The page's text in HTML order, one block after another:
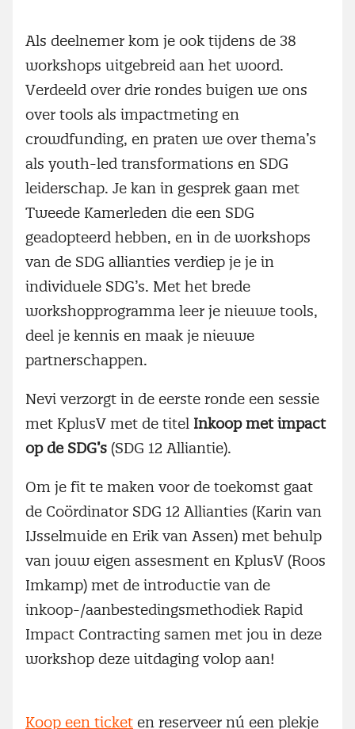
Als deelnemer kom je ook tijdens de 38
workshops uitgebreid aan het woord.
Verdeeld over drie rondes buigen we ons
over tools als impactmeting en
crowdfunding, en praten we over thema’s
als youth-led transformations en SDG
leiderschap. Je kan in gesprek gaan met
Tweede Kamerleden die een SDG
geadopteerd hebben, en in de workshops
van de SDG allianties verdiep je je in
individuele SDG’s. Met het brede
workshopprogramma leer je nieuwe tools,
deel je kennis en maak je nieuwe
partnerschappen.
Nevi verzorgt in de eerste ronde een sessie
met KplusV met de titel Inkoop met impact
op de SDG’s (SDG 12 Alliantie).
Om je fit te maken voor de toekomst gaat
de Coördinator SDG 12 Allianties (Karin van
IJsselmuide en Erik van Assen) met behulp
van jouw eigen assesment en KplusV (Roos
Imkamp) met de introductie van de
inkoop-/aanbestedingsmethodiek Rapid
Impact Contracting samen met jou in deze
workshop deze uitdaging volop aan!
Koop een ticket en reserveer nú een plekje